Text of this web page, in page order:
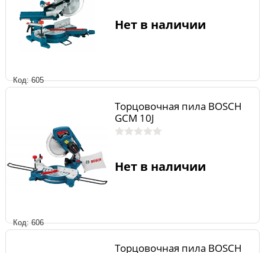
Код: 605
Нет в наличии
Код: 606
Торцовочная пила BOSCH
GCM 10J
Нет в наличии
Торцовочная пила BOSCH